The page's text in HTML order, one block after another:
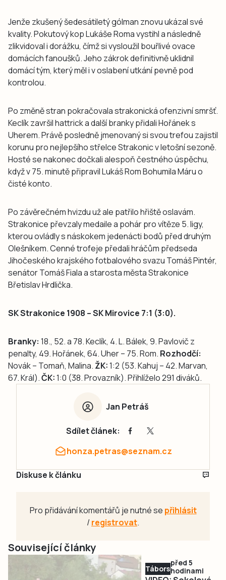
Jenže zkušený šedesátiletý gólman znovu ukázal své
kvality. Pokutový kop Lukáše Roma vystihl a následně
zlikvidoval i dorážku, čímž si vysloužil bouřlivé ovace
domácích fanoušků. Jeho zákrok definitivně uklidnil
domácí tým, který měl i v oslabení utkání pevně pod
kontrolou.
Po změně stran pokračovala strakonická ofenzivní smršť.
Keclík završil hattrick a další branky přidali Hořánek s
Uherem. Právě posledně jmenovaný si svou trefou zajistil
korunu pro nejlepšího střelce Strakonic v letošní sezoně.
Hosté se nakonec dočkali alespoň čestného úspěchu,
když v 75. minutě připravil Lukáš Rom Bohumila Máru o
čisté konto.
Po závěrečném hvizdu už ale patřilo hřiště oslavám.
Strakonice převzaly medaile a pohár pro vítěze 5. ligy,
kterou ovládly s náskokem jedenácti bodů před druhým
Olešníkem. Cenné trofeje předali hráčům předseda
Jihočeského krajského fotbalového svazu Tomáš Pintér,
senátor Tomáš Fiala a starosta města Strakonice
Břetislav Hrdlička.
SK Strakonice 1908 – SK Mirovice 7:1 (3:0).
Branky: 18., 52. a 78. Keclík, 4. L. Bálek, 9. Pavlovič z
penalty, 49. Hořánek, 64. Uher – 75. Rom. Rozhodčí:
Novák – Tomaň, Malina. ŽK:1:2 (53. Kahuj – 42. Marvan,
67. Král).ČK:1:0 (38. Provazník). Přihlíželo 291 diváků.
Jan Petráš
Sdílet článek:
honza.petras@seznam.cz
Diskuse k článku
Pro přidávání komentářů je nutné se přihlásit
/registrovat.
Související články
Táborsko
před 5
hodinami